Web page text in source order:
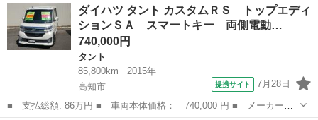
ＳトップエディションＳＡ２ 新品タイヤ／社外 ＳＤナビ／スマー
トアシスト（...
高知 高知市 タント
ダイハツ タント カスタムＲＳ トップエディ
ションＳＡ スマートキー 両側電動…
740,000円
タント
85,800km
2015年
高知市
提携サイト 7月28日
■ 支払総額: 86万円 ■ 車両本体価格： 740,000 円 ■ メーカー